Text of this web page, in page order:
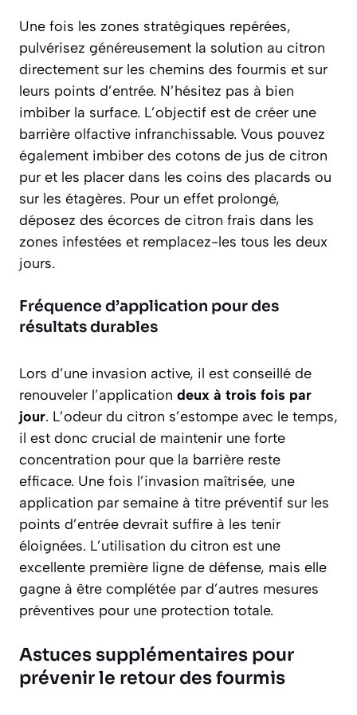
Une fois les zones stratégiques repérées,
pulvérisez généreusement la solution au citron
directement sur les chemins des fourmis et sur
leurs points d’entrée. N’hésitez pas à bien
imbiber la surface. L’objectif est de créer une
barrière olfactive infranchissable. Vous pouvez
également imbiber des cotons de jus de citron
pur et les placer dans les coins des placards ou
sur les étagères. Pour un effet prolongé,
déposez des écorces de citron frais dans les
zones infestées et remplacez-les tous les deux
jours.
Fréquence d’application pour des
résultats durables
Lors d’une invasion active, il est conseillé de
renouveler l’application deux à trois fois par
jour. L’odeur du citron s’estompe avec le temps,
il est donc crucial de maintenir une forte
concentration pour que la barrière reste
efficace. Une fois l’invasion maîtrisée, une
application par semaine à titre préventif sur les
points d’entrée devrait suffire à les tenir
éloignées. L’utilisation du citron est une
excellente première ligne de défense, mais elle
gagne à être complétée par d’autres mesures
préventives pour une protection totale.
Astuces supplémentaires pour
prévenir le retour des fourmis